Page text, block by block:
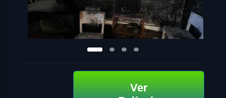
Ver